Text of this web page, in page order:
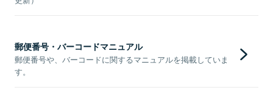
郵便番号・バーコードマニュアル
郵便番号や、バーコードに関するマニュアルを掲載していま
す。